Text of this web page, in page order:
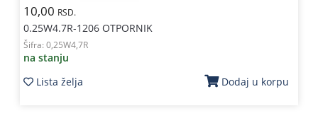
10,00 RSD.
0.25W4.7R-1206 OTPORNIK
Šifra: 0,25W4,7R
na stanju
Lista želja
Dodaj u korpu